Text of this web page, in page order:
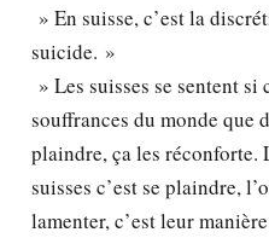
» En suisse, c’est la
suicide. »
» Les suisses se sentent
souffrances du monde que
plaindre, ça les réconforte.
suisses c’est se plaindre,
lamenter, c’est leur